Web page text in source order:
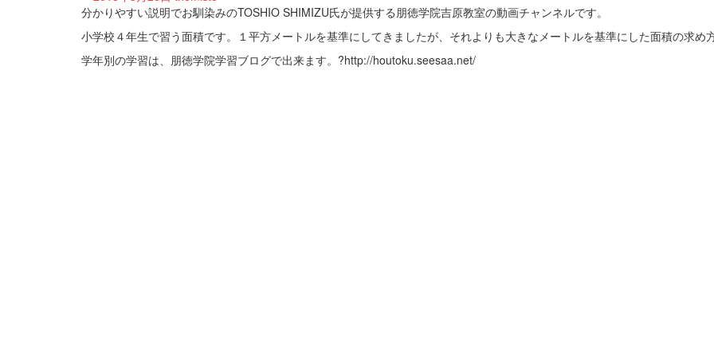
分かりやすい説明でお馴染みのTOSHIO SHIMIZU氏が提供する朋徳学院吉原教室の動画チャンネルです。
小学校４年生で習う面積です。１平方メートルを基準にしてきましたが、それよりも大きなメートルを基準にした面積の求め
学年別の学習は、朋徳学院学習ブログで出来ます。?http://houtoku.seesaa.net/